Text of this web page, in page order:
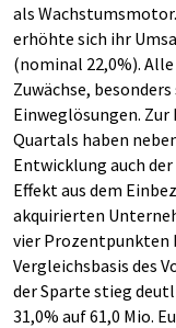
als
erhöhte sich ihr
(nominal 22,0%).
Zuwächse,
Einweglösungen.
Quartals haben
Entwicklung auch
Effekt aus dem
akquirierten
vier Prozentpunkten
Vergleichsbasis des
der Sparte stieg
31,0% auf 61,0 Mio.